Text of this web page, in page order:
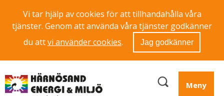
Vi tar hjälp av cookies för att tillhandahålla våra
tjänster. Genom att använda våra tjänster godkänner
du attvi använder cookies. Jag godkänner
Meny